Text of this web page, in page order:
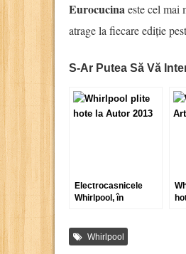
Eurocucinaeste cel mai
atrage la fiecare ediție
S-Ar Putea Să Vă
Electrocasnicele
Whirlpool, în
contemporană Autor
Whirlpool